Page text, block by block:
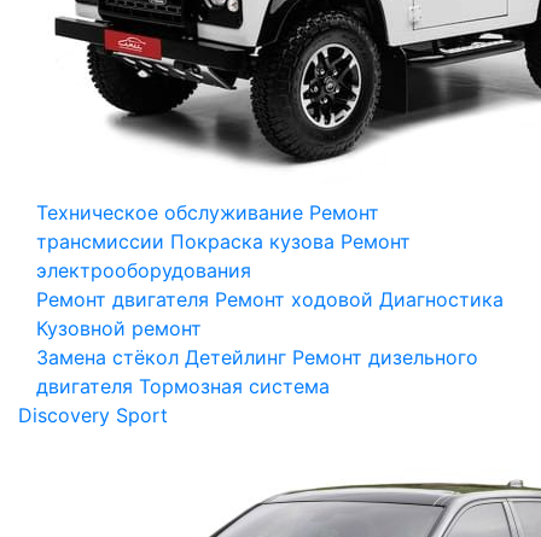
Техническое обслуживание Ремонт
трансмиссии Покраска кузова Ремонт
электрооборудования
Ремонт двигателя Ремонт ходовой Диагностика
Кузовной ремонт
Замена стёкол Детейлинг Ремонт дизельного
двигателя Тормозная система
Discovery Sport